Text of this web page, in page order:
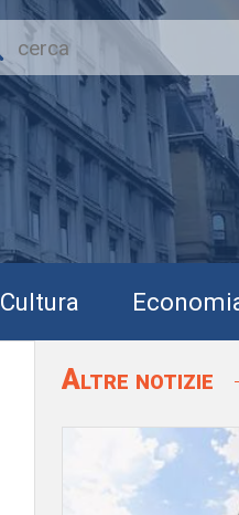
Cultura
Altre notizie